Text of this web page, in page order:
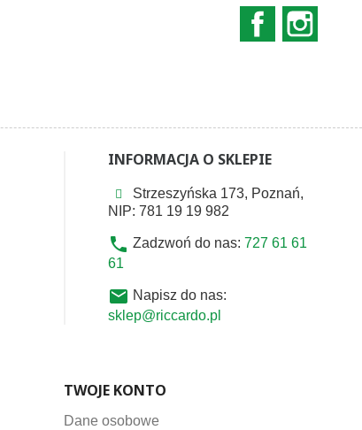
Facebook
INFORMACJA O SKLEPIE
Strzeszyńska 173, Poznań,
NIP: 781 19 19 982
phone Zadzwoń do nas: 727 61 61
61
email Napisz do nas:
sklep@riccardo.pl
TWOJE KONTO
Dane osobowe